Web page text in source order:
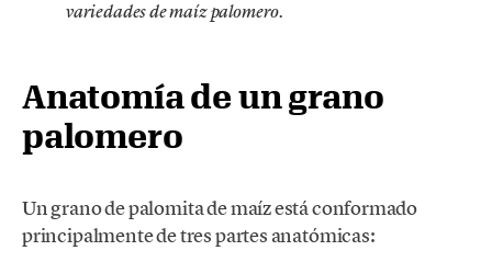
variedades de maíz palomero.
Anatomía de un grano
palomero
Un grano de palomita de maíz está conformado
principalmente de tres partes anatómicas: